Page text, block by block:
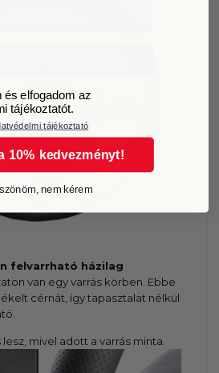
felvarrható házilag
van egy varrás körben. Ebbe
cérnát, így tapasztalat nélkül
mivel adott a varrás minta.
és elfogadom az
tájékoztatót.
tájékoztató
10% kedvezményt!
nem kérem